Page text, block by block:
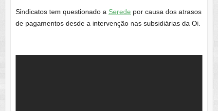
Sindicatos tem questionado a Serede por causa dos atrasos
de pagamentos desde a intervenção nas subsidiárias da Oi.